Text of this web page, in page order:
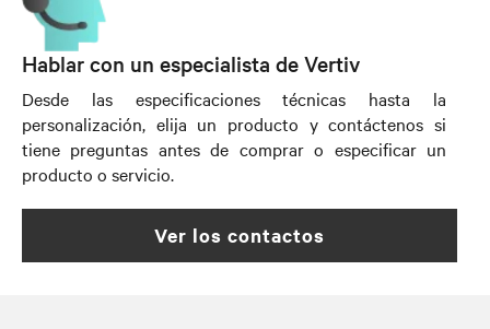
Hablar con un especialista de Vertiv
Desde las especificaciones técnicas hasta la
personalización, elija un producto y contáctenos si
tiene preguntas antes de comprar o especificar un
producto o servicio.
ver los contactos